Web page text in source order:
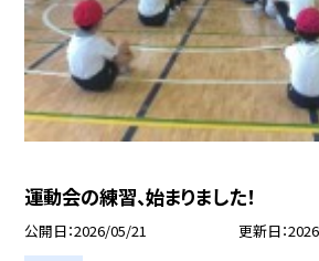
運動会の練習、始まりました！
公開日 2026/05/21 更新日